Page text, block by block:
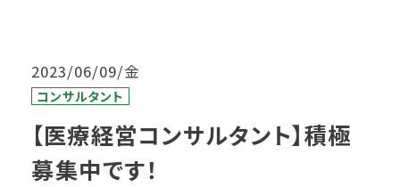
2023/06/09/金
コンサルタント
【医療経営コンサルタント】積極
募集中です！